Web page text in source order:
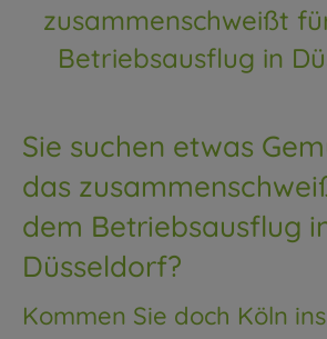
zusammenschweißt
Betriebsausflug in
Sie suchen etwas
das
dem Betriebsausflug
Düsseldorf?
Kommen Sie doch Köln